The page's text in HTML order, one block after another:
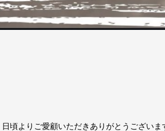
頃よりご愛顧いただきありがとうございま